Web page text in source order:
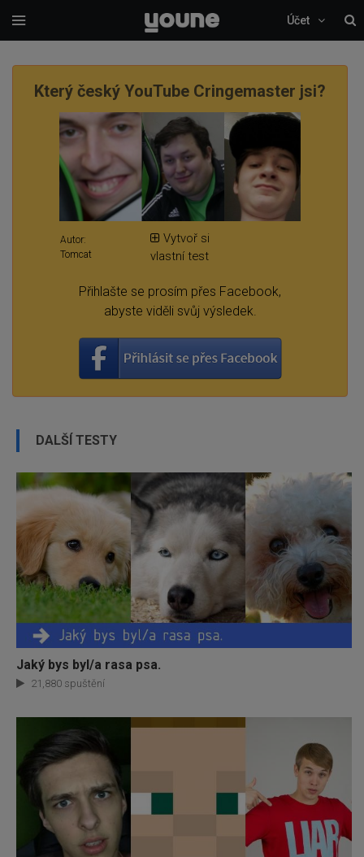
Účet
Který český YouTube Cringemaster jsi?
Autor:
Tomcat
Vytvoř si
vlastní test
Přihlašte se prosím přes Facebook,
abyste viděli svůj výsledek.
DALŠÍ TESTY
Jaký bys byl/a rasa psa.
21,880 spuštění